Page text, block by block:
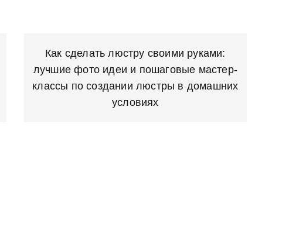
Как сделать люстру своими руками:
лучшие фото идеи и пошаговые мастер-
классы по создании люстры в домашних
условиях